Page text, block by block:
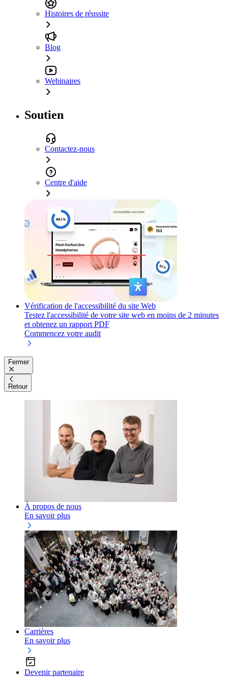
Histoires de réussite
Blog
Webinaires
Soutien
Contactez-nous
Centre d'aide
Vérification de l'accessibilité du site Web
Testez l'accessibilité de votre site web en moins de 2 minutes
et obtenez un rapport PDF
Commencez votre audit
Fermer
Retour
À propos de nous
En savoir plus
Carrières
En savoir plus
Devenir partenaire